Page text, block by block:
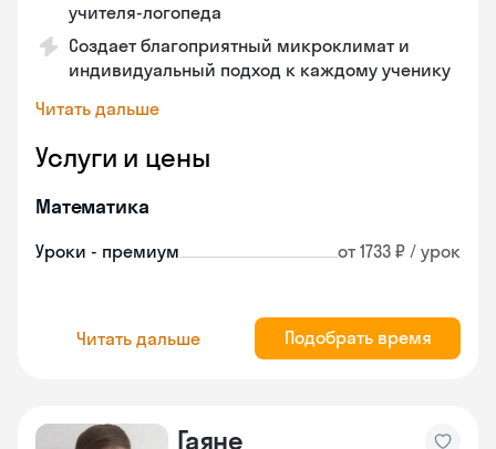
учителя-логопеда
Создает благоприятный микроклимат и
индивидуальный подход к каждому ученику
Читать дальше
Услуги и цены
Математика
Уроки - премиум от 1733 ₽ / урок
Читать дальше Подобрать время
Гаяне